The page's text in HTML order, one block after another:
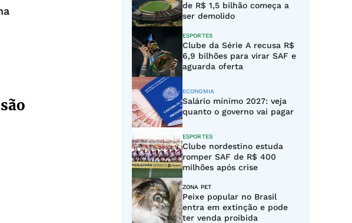
de R$ 1,5 bilhão começa a
ser demolido
ESPORTES
Clube da Série A recusa R$
6,9 bilhões para virar SAF e
aguarda oferta
ECONOMIA
Salário mínimo 2027: veja
quanto o governo vai pagar
ESPORTES
Clube nordestino estuda
romper SAF de R$ 400
milhões após crise
ZONA PET
Peixe popular no Brasil
entra em extinção e pode
ter venda proibida